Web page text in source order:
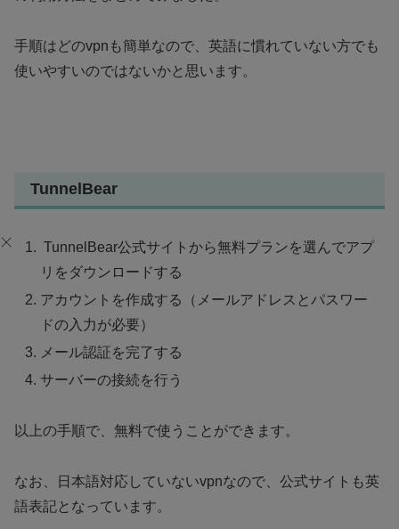
手順はどのvpnも簡単なので、英語に慣れていない方でも
使いやすいのではないかと思います。
TunnelBear
TunnelBear公式サイトから無料プランを選んでアプ
リをダウンロードする
アカウントを作成する（メールアドレスとパスワー
ドの入力が必要）
メール認証を完了する
サーバーの接続を行う
以上の手順で、無料で使うことができます。
なお、日本語対応していないvpnなので、公式サイトも英
語表記となっています。